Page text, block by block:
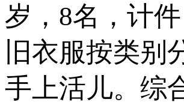
岁，8名，计
旧衣服按类别
手上活儿。综